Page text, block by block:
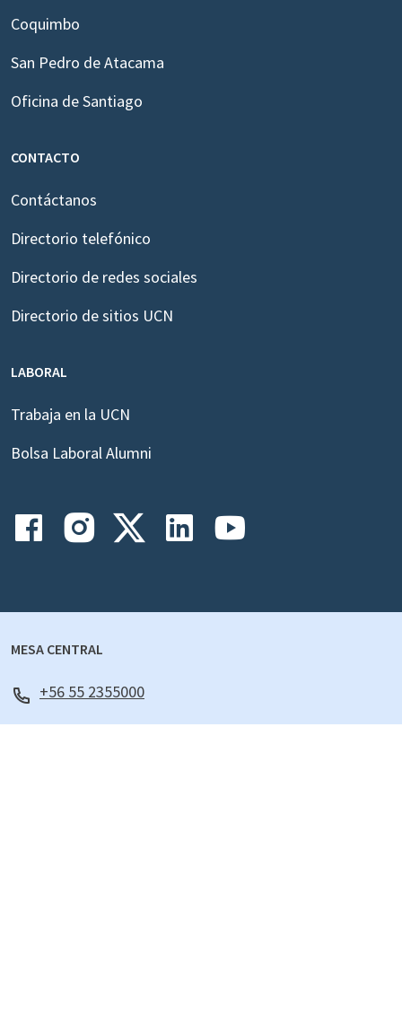
Coquimbo
San Pedro de Atacama
Oficina de Santiago
CONTACTO
Contáctanos
Directorio telefónico
Directorio de redes sociales
Directorio de sitios UCN
LABORAL
Trabaja en la UCN
Bolsa Laboral Alumni
MESA CENTRAL
+56 55 2355000